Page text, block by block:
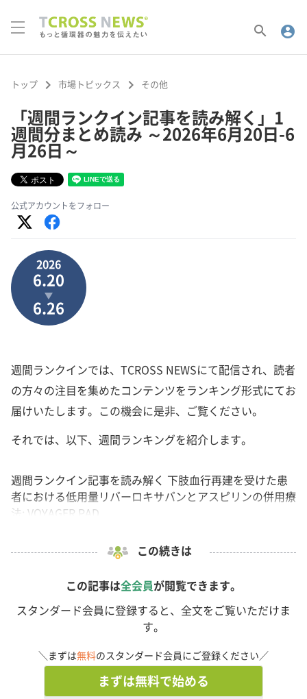
search account_circle
トップ keyboard_arrow_right 市場トピックス keyboard_arrow_right その他
「週間ランクイン記事を読み解く」1
週間分まとめ読み ～2026年6月20日-6
月26日～
公式アカウントをフォロー
2026
6.20
6.26
週間ランクインでは、TCROSS NEWSにて配信され、読者
の方々の注目を集めたコンテンツをランキング形式にてお
届けいたします。この機会に是非、ご覧ください。
それでは、以下、週間ランキングを紹介します。
週間ランクイン記事を読み解く 下肢血行再建を受けた患
者における低用量リバーロキサバンとアスピリンの併用療
法: VOYAGER PAD...
この続きは
この記事は全会員が閲覧できます。
スタンダード会員に登録すると、全文をご覧いただけま
す。
＼まずは無料のスタンダード会員にご登録ください／
まずは無料で始める